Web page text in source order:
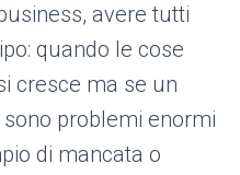
avere tutti
quando le cose
cresce ma se un
problemi enormi
di mancata o